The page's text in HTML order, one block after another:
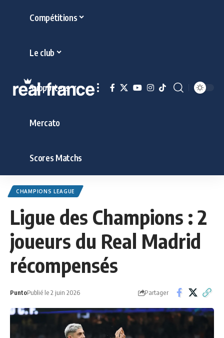
Compétitions
Le club
Supporters
Mercato
Scores Matchs
CHAMPIONS LEAGUE
Ligue des Champions : 2
joueurs du Real Madrid
récompensés
PuntoPublié le 2 juin 2026 Partager